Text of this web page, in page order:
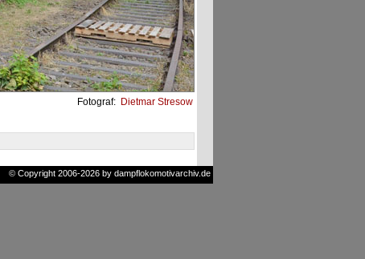
Fotograf: Dietmar Stresow
© Copyright 2006-2026 by dampflokomotivarchiv.de